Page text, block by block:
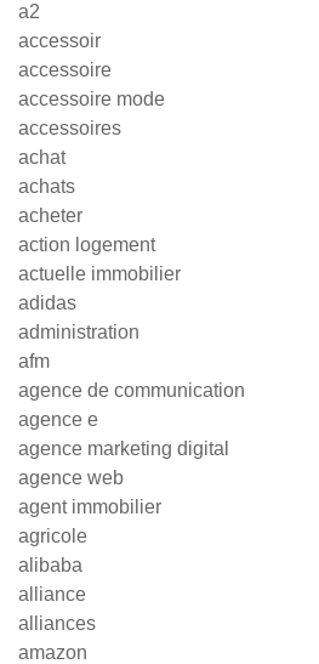
a2
accessoir
accessoire
accessoire mode
accessoires
achat
achats
acheter
action logement
actuelle immobilier
adidas
administration
afm
agence de communication
agence e
agence marketing digital
agence web
agent immobilier
agricole
alibaba
alliance
alliances
amazon